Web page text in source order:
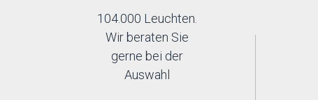
104.000 Leuchten.
Wir beraten Sie
gerne bei der
Auswahl